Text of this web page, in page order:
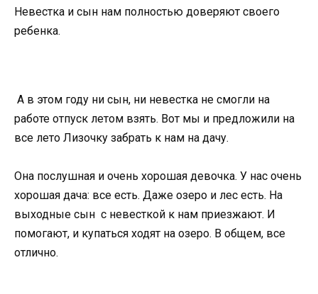
Невестка и сын нам полностью доверяют своего
ребенка.
А в этом году ни сын, ни невестка не смогли на
работе отпуск летом взять. Вот мы и предложили на
все лето Лизочку забрать к нам на дачу.
Она послушная и очень хорошая девочка. У нас очень
хорошая дача: все есть. Даже озеро и лес есть. На
выходные сын с невесткой к нам приезжают. И
помогают, и купаться ходят на озеро. В общем, все
отлично.